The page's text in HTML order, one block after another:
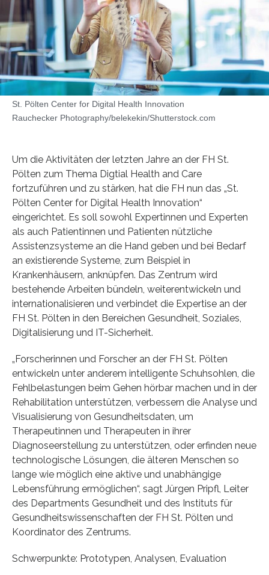
St. Pölten Center for Digital Health Innovation
Rauchecker Photography/belekekin/Shutterstock.com
Um die Aktivitäten der letzten Jahre an der FH St.
Pölten zum Thema Digtial Health and Care
fortzuführen und zu stärken, hat die FH nun das „St.
Pölten Center for Digital Health Innovation“
eingerichtet. Es soll sowohl Expertinnen und Experten
als auch Patientinnen und Patienten nützliche
Assistenzsysteme an die Hand geben und bei Bedarf
an existierende Systeme, zum Beispiel in
Krankenhäusern, anknüpfen. Das Zentrum wird
bestehende Arbeiten bündeln, weiterentwickeln und
internationalisieren und verbindet die Expertise an der
FH St. Pölten in den Bereichen Gesundheit, Soziales,
Digitalisierung und IT-Sicherheit.
„Forscherinnen und Forscher an der FH St. Pölten
entwickeln unter anderem intelligente Schuhsohlen, die
Fehlbelastungen beim Gehen hörbar machen und in der
Rehabilitation unterstützen, verbessern die Analyse und
Visualisierung von Gesundheitsdaten, um
Therapeutinnen und Therapeuten in ihrer
Diagnoseerstellung zu unterstützen, oder erfinden neue
technologische Lösungen, die älteren Menschen so
lange wie möglich eine aktive und unabhängige
Lebensführung ermöglichen“, sagt Jürgen Pripfl, Leiter
des Departments Gesundheit und des Instituts für
Gesundheitswissenschaften der FH St. Pölten und
Koordinator des Zentrums.
Schwerpunkte: Prototypen, Analysen, Evaluation